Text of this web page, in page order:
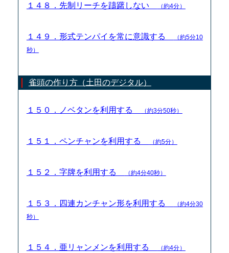
１４８．先制リーチを躊躇しない （約4分）
１４９．形式テンパイを常に意識する
（約5分10
秒）
雀頭の作り方（土田のデジタル）
１５０．ノベタンを利用する （約3分50秒）
１５１．ペンチャンを利用する （約5分）
１５２．字牌を利用する （約4分40秒）
１５３．四連カンチャン形を利用する
（約4分30
秒）
１５４．亜リャンメンを利用する （約4分）